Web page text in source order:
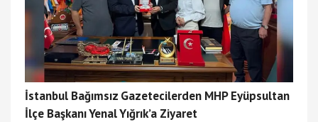
İstanbul Bağımsız Gazetecilerden MHP Eyüpsultan
İlçe Başkanı Yenal Yığrık’a Ziyaret